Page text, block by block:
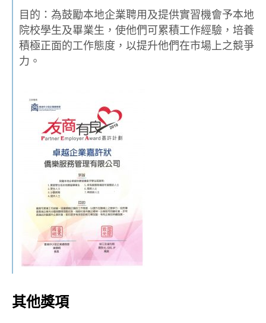
目的：為鼓勵本地企業聘用及提供實習機會予本地
院校學生及畢業生，使他們可累積工作經驗，培養
積極正面的工作態度，以提升他們在市場上之競爭
力。
其他獎項